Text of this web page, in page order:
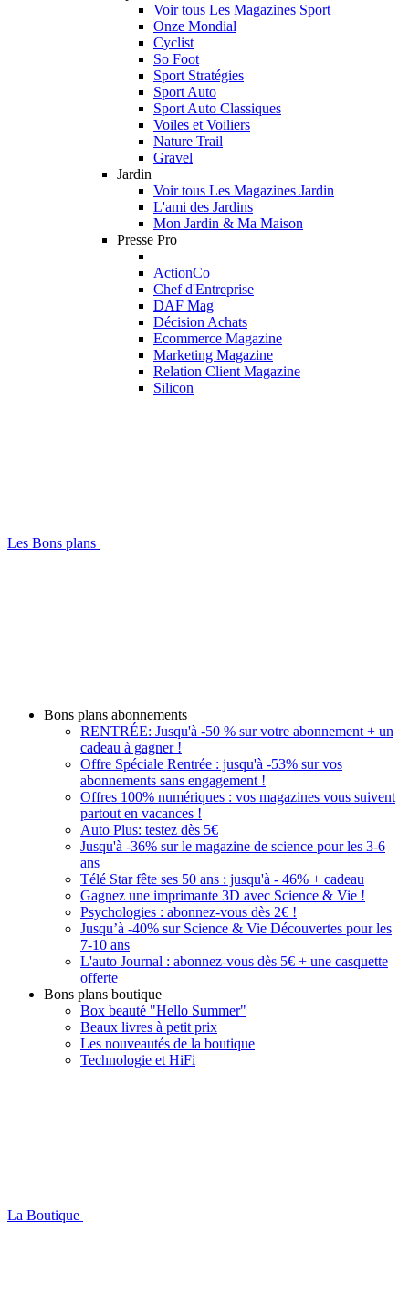
Voir tous Les Magazines Sport
Onze Mondial
Cyclist
So Foot
Sport Stratégies
Sport Auto
Sport Auto Classiques
Voiles et Voiliers
Nature Trail
Gravel
Jardin
Voir tous Les Magazines Jardin
L'ami des Jardins
Mon Jardin & Ma Maison
Presse Pro
ActionCo
Chef d'Entreprise
DAF Mag
Décision Achats
Ecommerce Magazine
Marketing Magazine
Relation Client Magazine
Silicon
Les Bons plans
Bons plans abonnements
RENTRÉE: Jusqu'à -50 % sur votre abonnement + un
cadeau à gagner !
Offre Spéciale Rentrée : jusqu'à -53% sur vos
abonnements sans engagement !
Offres 100% numériques : vos magazines vous suivent
partout en vacances !
Auto Plus: testez dès 5€
Jusqu'à -36% sur le magazine de science pour les 3-6
ans
Télé Star fête ses 50 ans : jusqu'à - 46% + cadeau
Gagnez une imprimante 3D avec Science & Vie !
Psychologies : abonnez-vous dès 2€ !
Jusqu’à -40% sur Science & Vie Découvertes pour les
7-10 ans
L'auto Journal : abonnez-vous dès 5€ + une casquette
offerte
Bons plans boutique
Box beauté "Hello Summer"
Beaux livres à petit prix
Les nouveautés de la boutique
Technologie et HiFi
La Boutique